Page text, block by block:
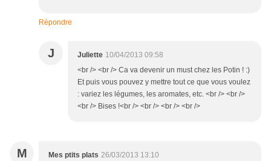
Répondre
J Juliette 10/04/2013 09:58
<br /> <br /> Ca va devenir un must chez les Potin ! :)
Et puis vous pouvez y mettre tout ce que vous voulez
: variez les légumes, les aromates, etc. <br /> <br />
<br /> Bises !<br /> <br /> <br /> <br />
M Mes ptits plats 26/03/2013 13:10